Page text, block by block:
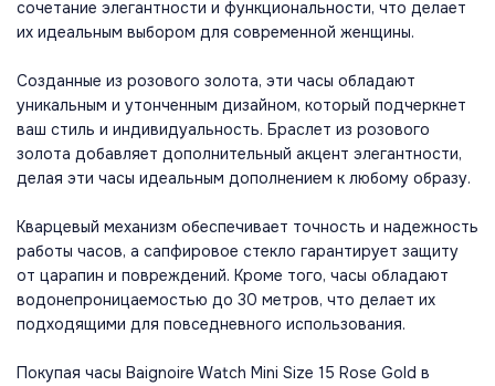
сочетание элегантности и функциональности, что делает
их идеальным выбором для современной женщины.
Созданные из розового золота, эти часы обладают
уникальным и утонченным дизайном, который подчеркнет
ваш стиль и индивидуальность. Браслет из розового
золота добавляет дополнительный акцент элегантности,
делая эти часы идеальным дополнением к любому образу.
Кварцевый механизм обеспечивает точность и надежность
работы часов, а сапфировое стекло гарантирует защиту
от царапин и повреждений. Кроме того, часы обладают
водонепроницаемостью до 30 метров, что делает их
подходящими для повседневного использования.
Покупая часы Baignoire Watch Mini Size 15 Rose Gold в